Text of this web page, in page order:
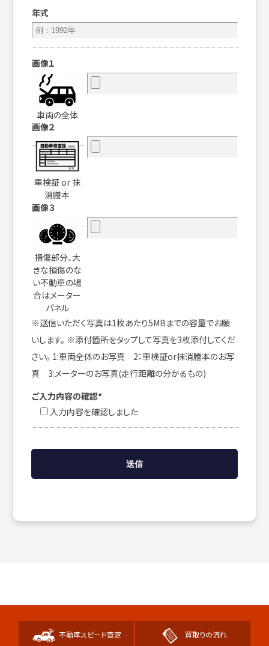
年式
画像１
車両の全体
画像２
車検証 or 抹
消謄本
画像３
損傷部分、大
きな損傷のな
い不動車の場
合はメーター
パネル
※送信いただく写真は1枚あたり5MBまでの容量でお願
いします。 ※添付箇所をタップして写真を3枚添付してくだ
さい。 1:車両全体のお写真 2：車検証or抹消謄本のお写
真 3:メーターのお写真(走行距離の分かるもの)
ご入力内容の確認*
入力内容を確認しました
不動車スピード査定 買取りの流れ